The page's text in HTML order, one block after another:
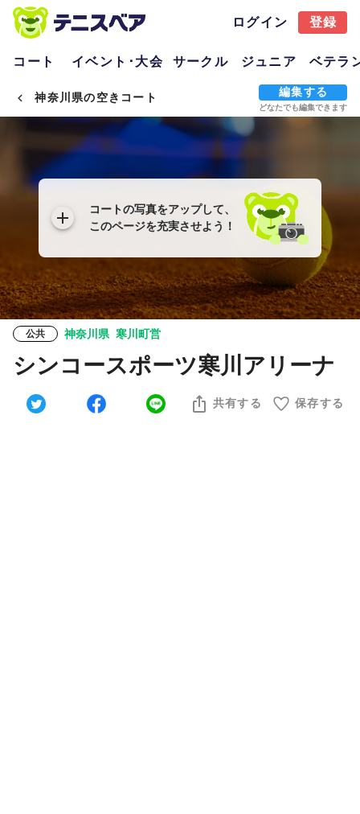
ログイン 登録
コート イベント･大会 サークル ジュニア ベテラ
神奈川県の空きコート 編集する
どなたでも編集できます
コートの写真をアップして、
このページを充実させよう！
公共 神奈川県 寒川町営
シンコースポーツ寒川アリーナ
共有する 保存する